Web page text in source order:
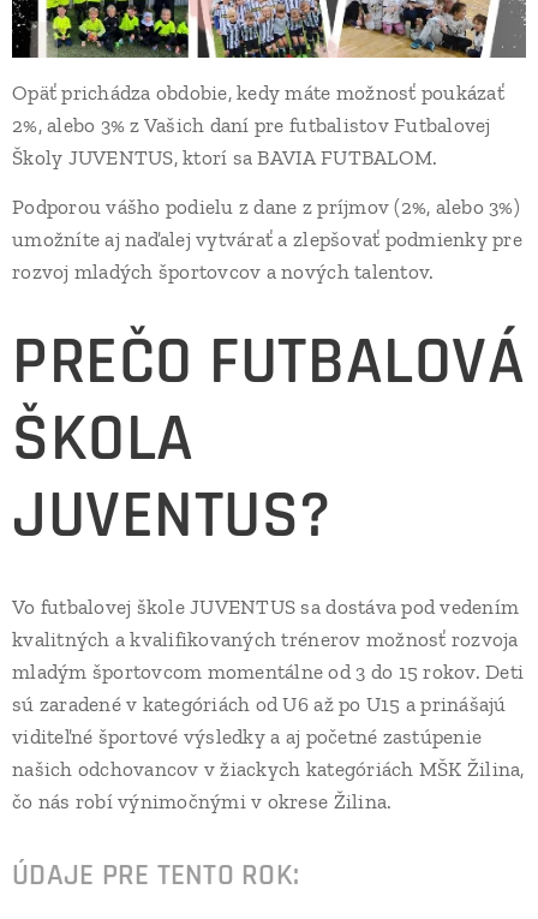
Opäť prichádza obdobie, kedy máte možnosť poukázať
2%, alebo 3% z Vašich daní pre futbalistov Futbalovej
Školy JUVENTUS, ktorí sa BAVIA FUTBALOM.
Podporou vášho podielu z dane z príjmov (2%, alebo 3%)
umožníte aj naďalej vytvárať a zlepšovať podmienky pre
rozvoj mladých športovcov a nových talentov.
PREČO FUTBALOVÁ
ŠKOLA
JUVENTUS?
Vo futbalovej škole JUVENTUS sa dostáva pod vedením
kvalitných a kvalifikovaných trénerov možnosť rozvoja
mladým športovcom momentálne od 3 do 15 rokov. Deti
sú zaradené v kategóriách od U6 až po U15 a prinášajú
viditeľné športové výsledky a aj početné zastúpenie
našich odchovancov v žiackych kategóriách MŠK Žilina,
čo nás robí výnimočnými v okrese Žilina.
ÚDAJE PRE TENTO ROK: